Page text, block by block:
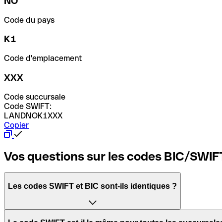
Code du pays
K1
Code d'emplacement
XXX
Code succursale
Code SWIFT:
LANDNOK1XXX
Copier
Vos questions sur les codes BIC/
Les codes SWIFT et BIC sont-ils identiques ?